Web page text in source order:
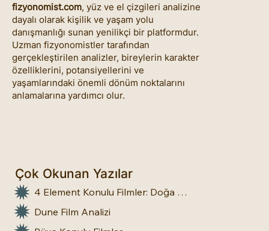
fizyonomist.com, yüz ve el çizgileri analizine
dayalı olarak kişilik ve yaşam yolu
danışmanlığı sunan yenilikçi bir platformdur.
Uzman fizyonomistler tarafından
gerçekleştirilen analizler, bireylerin karakter
özelliklerini, potansiyellerini ve
yaşamlarındaki önemli dönüm noktalarını
anlamalarına yardımcı olur.
Çok Okunan Yazılar
4 Element Konulu Filmler: Doğa Üstü Güçler
Dune Film Analizi